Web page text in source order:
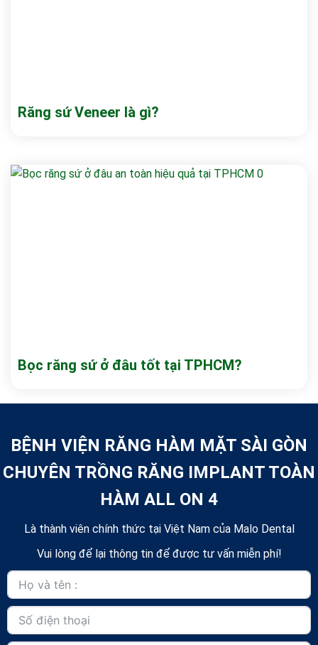
Răng sứ Veneer là gì?
Bọc răng sứ ở đâu tốt tại TPHCM?
BỆNH VIỆN RĂNG HÀM MẶT SÀI GÒN
CHUYÊN TRỒNG RĂNG IMPLANT TOÀN
HÀM ALL ON 4
Là thành viên chính thức tại Việt Nam của Malo Dental
Vui lòng để lại thông tin để được tư vấn miễn phí!